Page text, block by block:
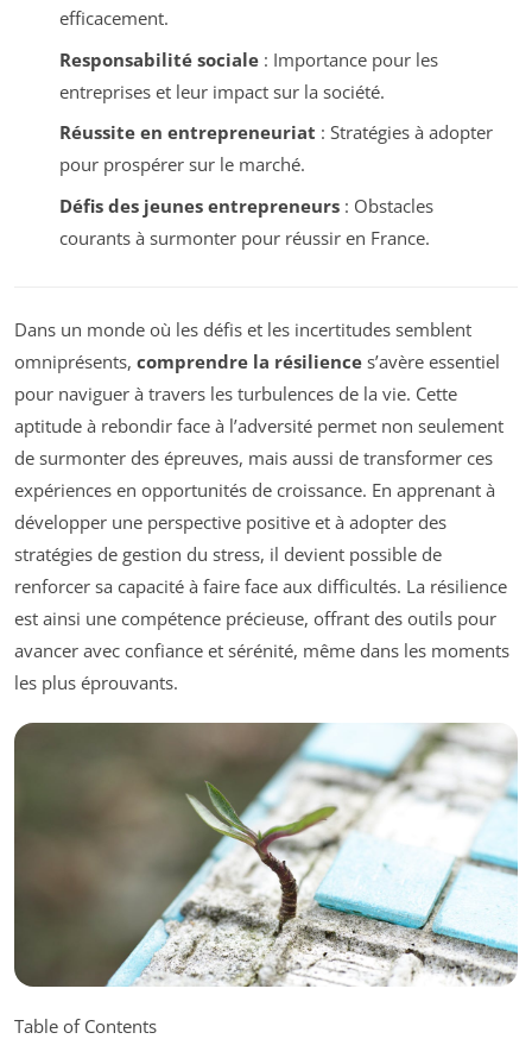
efficacement.
Responsabilité sociale: Importance pour les
entreprises et leur impact sur la société.
Réussite en entrepreneuriat : Stratégies à adopter
pour prospérer sur le marché.
Défis des jeunes entrepreneurs: Obstacles
courants à surmonter pour réussir en France.
Dans un monde où les défis et les incertitudes semblent
omniprésents, comprendre la résilience s’avère essentiel
pour naviguer à travers les turbulences de la vie. Cette
aptitude à rebondir face à l’adversité permet non seulement
de surmonter des épreuves, mais aussi de transformer ces
expériences en opportunités de croissance. En apprenant à
développer une perspective positive et à adopter des
stratégies de gestion du stress, il devient possible de
renforcer sa capacité à faire face aux difficultés. La résilience
est ainsi une compétence précieuse, offrant des outils pour
avancer avec confiance et sérénité, même dans les moments
les plus éprouvants.
Table of Contents